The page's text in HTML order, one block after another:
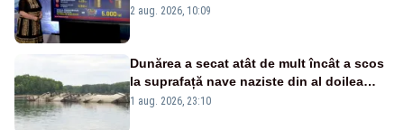
pierdute de fiecare român
2 aug. 2026, 10:09
Dunărea a secat atât de mult încât a scos
la suprafață nave naziste din al doilea
război mondial
1 aug. 2026, 23:10